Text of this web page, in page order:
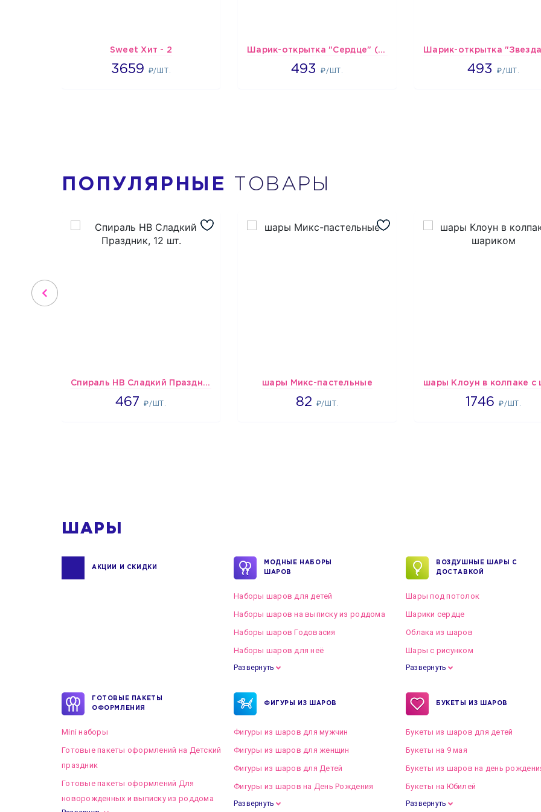
Sweet Хит - 2
3659 ₽/ШТ.
3659 Шарик-открытка "Сердце" (45 см) - 2
493₽/ШТ.
493
493₽/ШТ.
493
ПОПУЛЯРНЫЕ ТОВАРЫ
Спираль HB Сладкий Праздник, 12 шт.
467₽/ШТ.
467 шары Микс-пастельные
82 ₽/ШТ.
1637
1746₽/ШТ.
1746
ШАРЫ
АКЦИИ И СКИДКИ
МОДНЫЕ НАБОРЫ
ШАРОВ
Наборы шаров для детей
Наборы шаров на выписку из роддома
Наборы шаров Годовасия
Наборы шаров для неё
Развернуть
ВОЗДУШНЫЕ ШАРЫ С
ДОСТАВКОЙ
Шары под потолок
Шарики сердце
Облака из шаров
Шары с рисунком
Развернуть
ГОТОВЫЕ ПАКЕТЫ
ОФОРМЛЕНИЯ
Mini наборы
Готовые пакеты оформлений на Детский
праздник
Готовые пакеты оформлений Для
новорожденных и выписку из роддома
ФИГУРЫ ИЗ ШАРОВ
Фигуры из шаров для мужчин
Фигуры из шаров для женщин
Фигуры из шаров для Детей
Фигуры из шаров на День Рождения
Развернуть
БУКЕТЫ ИЗ ШАРОВ
Букеты из шаров для детей
Букеты на 9 мая
Букеты из шаров на день
Букеты на Юбилей
Развернуть